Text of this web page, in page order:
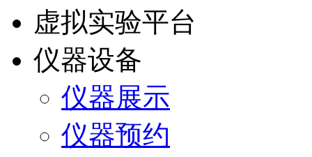
虚拟实验平台
仪器设备
仪器展示
仪器预约